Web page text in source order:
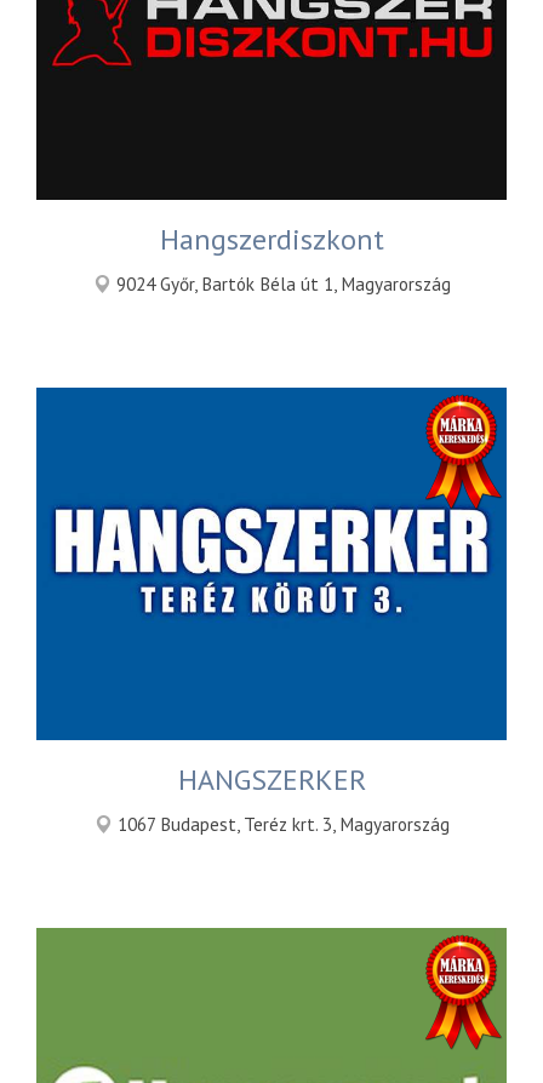
Hangszerdiszkont
9024 Győr, Bartók Béla út 1, Magyarország
HANGSZERKER
1067 Budapest, Teréz krt. 3, Magyarország